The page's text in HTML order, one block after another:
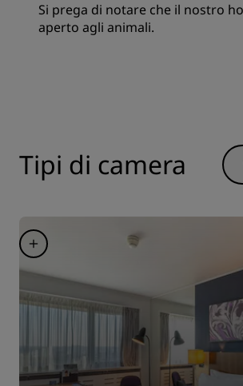
Si prega di notare che il nostro
aperto agli animali.
Tipi di camera